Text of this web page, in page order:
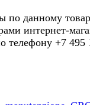
по данному
интернет-
телефону +7 495